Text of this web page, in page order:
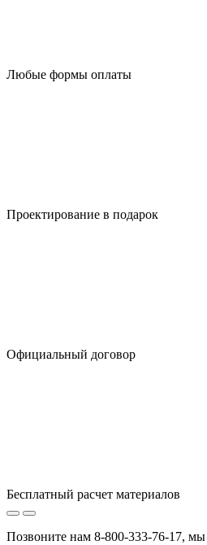
Любые формы оплаты
Проектирование в подарок
Официальный договор
Бесплатный расчет материалов
Позвоните нам 8-800-333-76-17,